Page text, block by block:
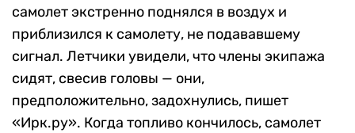
самолет экстренно поднялся в воздух и
приблизился к самолету, не подававшему
сигнал. Летчики увидели, что члены экипажа
сидят, свесив головы — они,
предположительно, задохнулись, пишет
«Ирк.ру». Когда топливо кончилось, самолет